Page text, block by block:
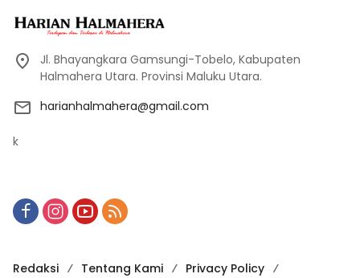
Jl. Bhayangkara Gamsungi-Tobelo, Kabupaten
Halmahera Utara. Provinsi Maluku Utara.
harianhalmahera@gmail.com
k
Redaksi Tentang Kami Privacy Policy